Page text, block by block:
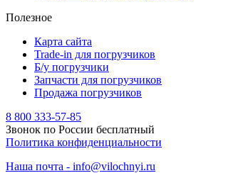
Полезное
Карта сайта
Trade-in для погрузчиков
Б/у погрузчики
Запчасти для погрузчиков
Продажа погрузчиков
8 800 333-57-85
Звонок по России бесплатный
Политика конфиденциальности
Наша почта - info@vilochnyi.ru